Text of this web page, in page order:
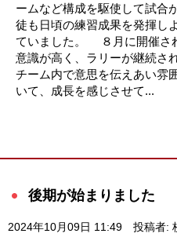
ームなど構成を駆使して試
徒も日頃の練習成果を発揮し
ていました。 ８月に開催さ
意識が高く、ラリーが継続さ
チーム内で意思を伝えあい雰
いて、成長を感じさせて...
後期が始まりました
2024年10月09日 11:49 投稿者: